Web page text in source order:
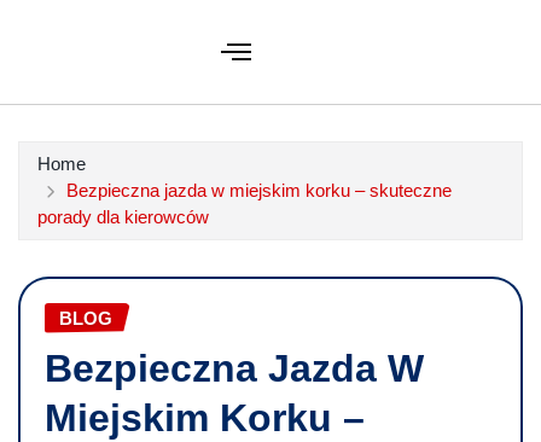
Home
Bezpieczna jazda w miejskim korku – skuteczne
porady dla kierowców
BLOG
Bezpieczna Jazda W
Miejskim Korku –